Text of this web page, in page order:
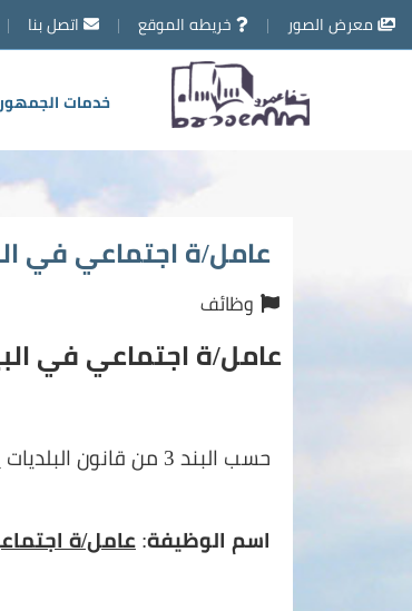
تخطي
إلى
محتوى
معرض الصور خريطه الموقع اتصل بنا
خدمات الجمهور
عامل/ة اجتماعي في
وظائف
عامل/ة اجتماعي في
حسب البند 3 من قانون البلديات _(تعيين موظفين) 1979 تعلن بلدية شفاعمرو عن الوظيفة الشاغرة التالية:
اسم الوظيفة:عامل/ة